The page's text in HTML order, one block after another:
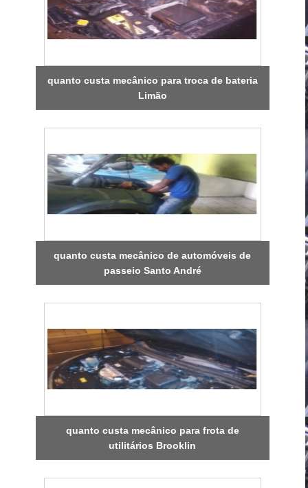
quanto custa mecânico para troca de bateria
Limão
quanto custa mecânico de automóveis de
passeio Santo André
quanto custa mecânico para frota de
utilitários Brooklin